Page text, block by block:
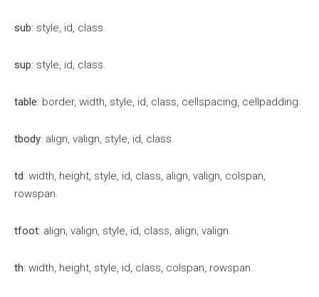
sub: style, id, class.
sup: style, id, class.
table: border, width, style, id, class, cellspacing, cellpadding.
tbody: align, valign, style, id, class.
td: width, height, style, id, class, align, valign, colspan,
rowspan.
tfoot: align, valign, style, id, class, align, valign.
th: width, height, style, id, class, colspan, rowspan.